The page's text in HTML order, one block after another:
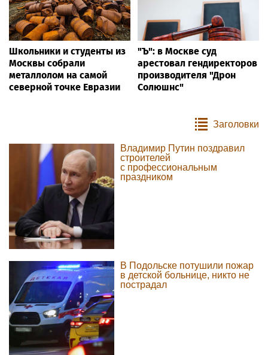
Школьники и студенты из
Москвы собрали
металлолом на самой
северной точке Евразии
"Ъ": в Москве суд
арестовал гендиректоров
производителя "Дрон
Солюшнс"
Заголовки
Владимир Путин поздравил
строителей
с профессиональным
праздником
В Подольске потушили пожар
в детской больнице, никто не
пострадал